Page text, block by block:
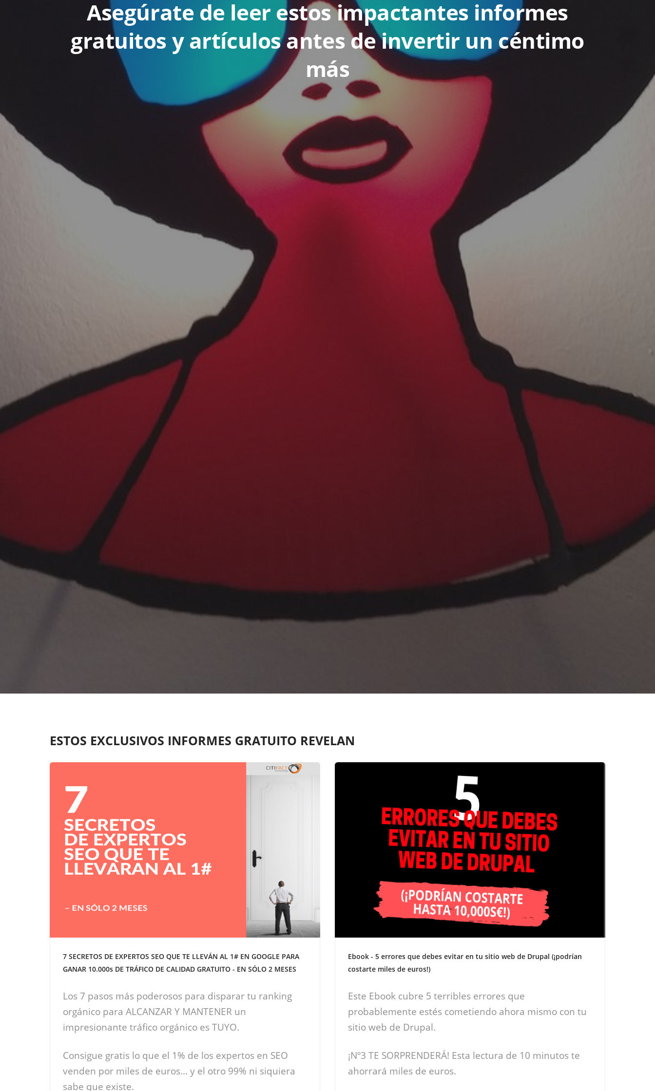
Asegúrate de leer estos impactantes informes
gratuitos y artículos antes de invertir un céntimo
más
ESTOS EXCLUSIVOS INFORMES GRATUITO REVELAN
7 SECRETOS DE EXPERTOS SEO QUE TE LLEVÁN AL 1# EN GOOGLE PARA
GANAR 10.000s DE TRÁFICO DE CALIDAD GRATUITO - EN SÓLO 2 MESES
Los 7 pasos más poderosos para disparar tu ranking
orgánico para ALCANZAR Y MANTENER un
impresionante tráfico orgánico es TUYO.
Consigue gratis lo que el 1% de los expertos en SEO
venden por miles de euros... y el otro 99% ni siquiera
sabe que existe.
Ebook - 5 errores que debes evitar en tu sitio web de Drupal (¡podrían
costarte miles de euros!)
Este Ebook cubre 5 terribles errores que
probablemente estés cometiendo ahora mismo con tu
sitio web de Drupal.
¡Nº3 TE SORPRENDERÁ! Esta lectura de 10 minutos te
ahorrará miles de euros.